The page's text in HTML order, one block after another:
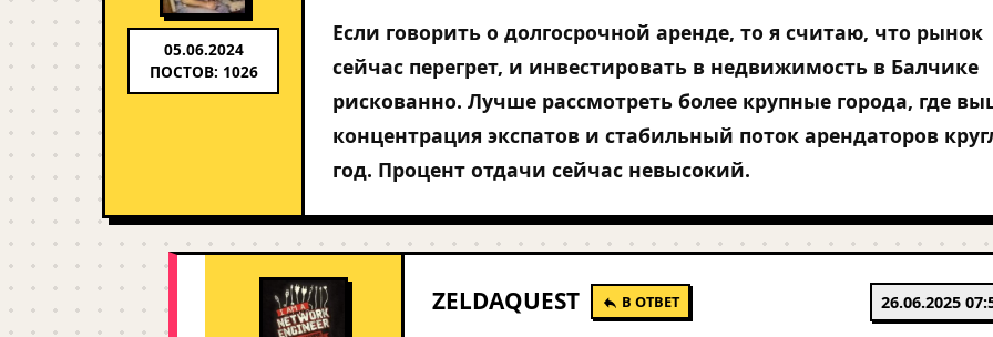
05.06.2024
ПОСТОВ: 1026
Если говорить о долгосрочной аренде, то я считаю, что рынок
сейчас перегрет, и инвестировать в недвижимость в Балчике
рискованно. Лучше рассмотреть более крупные города, где
концентрация экспатов и стабильный поток арендаторов
год. Процент отдачи сейчас невысокий.
ZELDAQUEST В ОТВЕТ 26.06.2025